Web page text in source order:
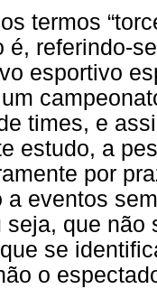
termos
é, referindo-
esportivo
times, e
estudo, a
por
a eventos
seja, que
se
o